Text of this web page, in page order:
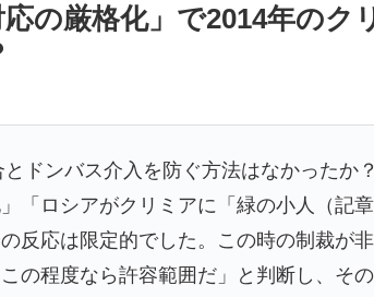
応の厳格化」で2014年の
とドンバス介入を防ぐ方法はなかったか
「ロシアがクリミアに「緑の小人（記
反応は限定的でした。この時の制裁が
の程度なら許容範囲だ」と判断し、そ